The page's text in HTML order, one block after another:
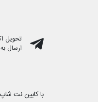
تحویل
ارسال
با کابین نت شاپ